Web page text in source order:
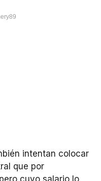
intentan colocar
que por
cuyo salario lo